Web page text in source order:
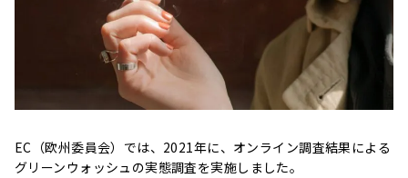
EC（欧州委員会）では、2021年に、オンライン調査結果による
グリーンウォッシュの実態調査を実施しました。